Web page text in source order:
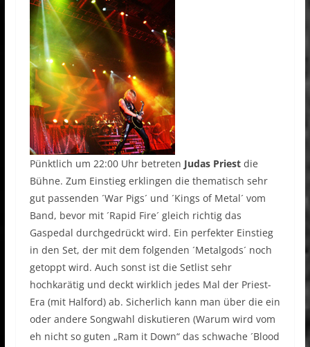
Pünktlich um 22:00 Uhr betreten Judas Priestdie
Bühne. Zum Einstieg erklingen die thematisch sehr
gut passenden ´War Pigs´ und ´Kings of Metal´ vom
Band, bevor mit ´Rapid Fire´ gleich richtig das
Gaspedal durchgedrückt wird. Ein perfekter Einstieg
in den Set, der mit dem folgenden ´Metalgods´ noch
getoppt wird. Auch sonst ist die Setlist sehr
hochkarätig und deckt wirklich jedes Mal der Priest-
Era (mit Halford) ab. Sicherlich kann man über die ein
oder andere Songwahl diskutieren (Warum wird vom
eh nicht so guten „Ram it Down“ das schwache ´Blood